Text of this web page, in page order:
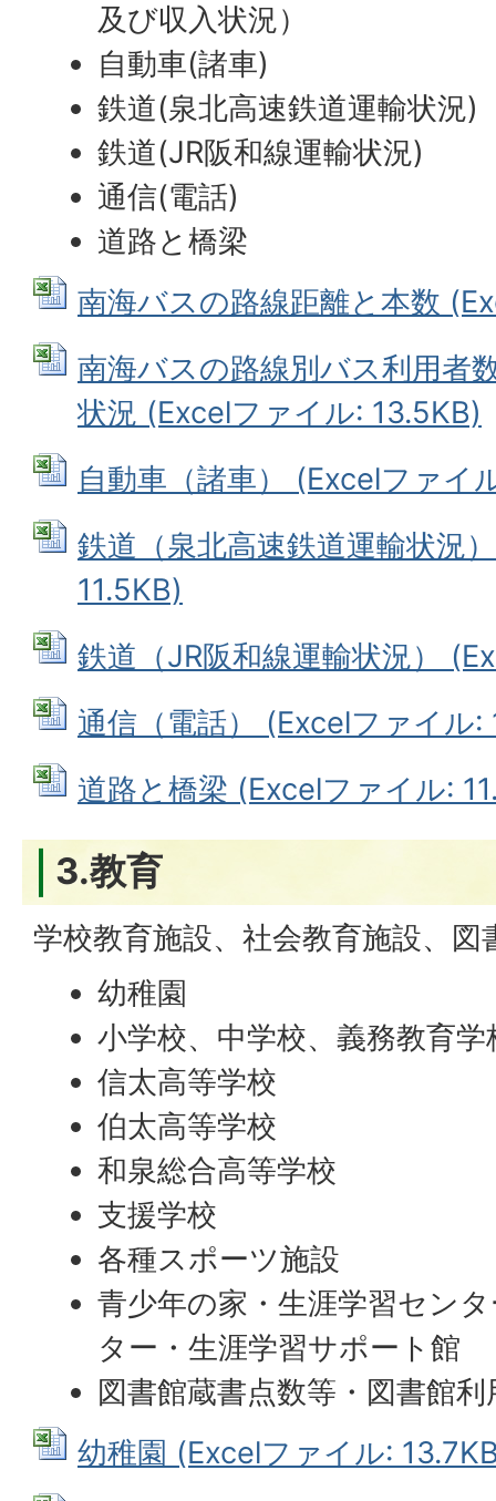
及び収入状況）
自動車(諸車)
鉄道(泉北高速鉄道運輸状況)
鉄道(JR阪和線運輸状況)
通信(電話)
道路と橋梁
南海バスの路線距離と本数
南海バスの路線別バス利用者
状況 (Excelファイル: 13.5KB)
自動車（諸車） (Excelファイ
鉄道（泉北高速鉄道運輸状況
11.5KB)
鉄道（JR阪和線運輸状況）
通信（電話） (Excelファイル:
道路と橋梁 (Excelファイル:
3.教育
学校教育施設、社会教育施設、
幼稚園
小学校、中学校、義務教育学
信太高等学校
伯太高等学校
和泉総合高等学校
支援学校
各種スポーツ施設
青少年の家・生涯学習セン
ター・生涯学習サポート館
図書館蔵書点数等・図書館利
幼稚園 (Excelファイル: